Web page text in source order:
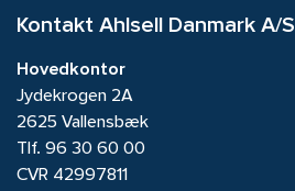
Kontakt Ahlsell Danmark A/S
Hovedkontor
Jydekrogen 2A
2625 Vallensbæk
Tlf. 96 30 60 00
CVR 42997811